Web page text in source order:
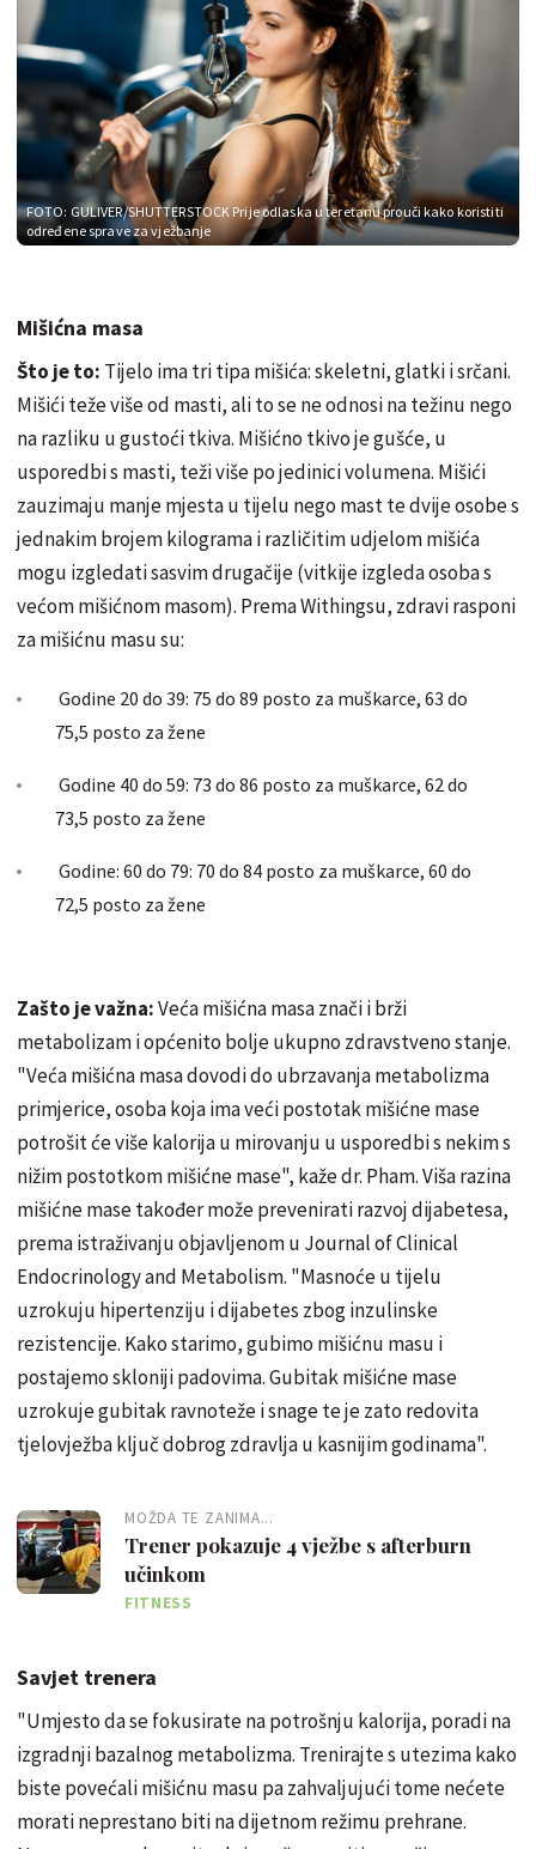
FOTO: GULIVER/SHUTTERSTOCKPrije odlaska u teretanu prouči kako koristiti
određene sprave za vježbanje
Mišićna masa
Što je to: Tijelo ima tri tipa mišića: skeletni, glatki i srčani.
Mišići teže više od masti, ali to se ne odnosi na težinu nego
na razliku u gustoći tkiva. Mišićno tkivo je gušće, u
usporedbi s masti, teži više po jedinici volumena. Mišići
zauzimaju manje mjesta u tijelu nego mast te dvije osobe s
jednakim brojem kilograma i različitim udjelom mišića
mogu izgledati sasvim drugačije (vitkije izgleda osoba s
većom mišićnom masom). Prema Withingsu, zdravi rasponi
za mišićnu masu su:
Godine 20 do 39: 75 do 89 posto za muškarce, 63 do
75,5 posto za žene
Godine 40 do 59: 73 do 86 posto za muškarce, 62 do
73,5 posto za žene
Godine: 60 do 79: 70 do 84 posto za muškarce, 60 do
72,5 posto za žene
Zašto je važna:Veća mišićna masa znači i brži
metabolizam i općenito bolje ukupno zdravstveno stanje.
"Veća mišićna masa dovodi do ubrzavanja metabolizma
primjerice, osoba koja ima veći postotak mišićne mase
potrošit će više kalorija u mirovanju u usporedbi s nekim s
nižim postotkom mišićne mase", kaže dr. Pham. Viša razina
mišićne mase također može prevenirati razvoj dijabetesa,
prema istraživanju objavljenom u Journal of Clinical
Endocrinology and Metabolism. "Masnoće u tijelu
uzrokuju hipertenziju i dijabetes zbog inzulinske
rezistencije. Kako starimo, gubimo mišićnu masu i
postajemo skloniji padovima. Gubitak mišićne mase
uzrokuje gubitak ravnoteže i snage te je zato redovita
tjelovježba ključ dobrog zdravlja u kasnijim godinama".
MOŽDA TE ZANIMA...
Trener pokazuje 4 vježbe s afterburn
učinkom
FITNESS
Savjet trenera
"Umjesto da se fokusirate na potrošnju kalorija, poradi na
izgradnji bazalnog metabolizma. Trenirajte s utezima kako
biste povećali mišićnu masu pa zahvaljujući tome nećete
morati neprestano biti na dijetnom režimu prehrane.